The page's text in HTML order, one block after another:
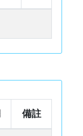
備註